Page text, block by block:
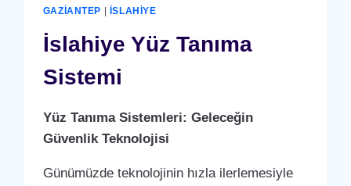
GAZIANTEP İSLAHIYE
İslahiye Yüz Tanıma
Sistemi
Yüz Tanıma Sistemleri: Geleceğin
Güvenlik Teknolojisi
Günümüzde teknolojinin hızla ilerlemesiyle